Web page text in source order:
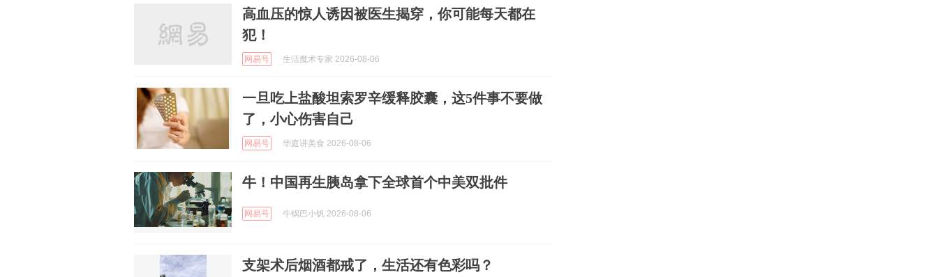
高血压的惊人诱因被医生揭穿，你可能每天都在
犯！
网易号 生活魔术专家 2026-08-06
一旦吃上盐酸坦索罗辛缓释胶囊，这5件事不要做
了，小心伤害自己
网易号 华庭讲美食 2026-08-06
牛！中国再生胰岛拿下全球首个中美双批件
网易号 牛锅巴小钒 2026-08-06
支架术后烟酒都戒了，生活还有色彩吗？